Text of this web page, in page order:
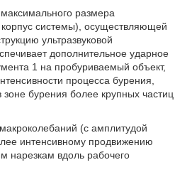
размера
системы), осуществляющей
ультразвуковой
дополнительное ударное
1 на пробуриваемый объект,
процесса бурения,
бурения более крупных частиц
(с амплитудой
интенсивному продвижению
нарезкам вдоль рабочего